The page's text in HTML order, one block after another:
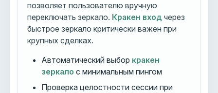
позволяет пользователю вручную
переключать зеркало. Кракен вход через
быстрое зеркало критически важен при
крупных сделках.
Автоматический выбор кракен
зеркало с минимальным пингом
Проверка целостности сессии при